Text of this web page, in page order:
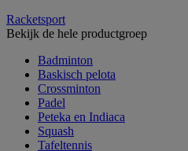
Racketsport
Bekijk de hele productgroep
Badminton
Baskisch pelota
Crossminton
Padel
Peteka en Indiaca
Squash
Tafeltennis